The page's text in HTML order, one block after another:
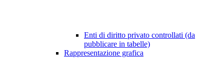
Enti di diritto privato controllati (da
pubblicare in tabelle)
Rappresentazione grafica